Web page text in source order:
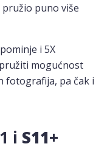
puno više
i 5X
mogućnost
fotografija, pa čak i
i S11+